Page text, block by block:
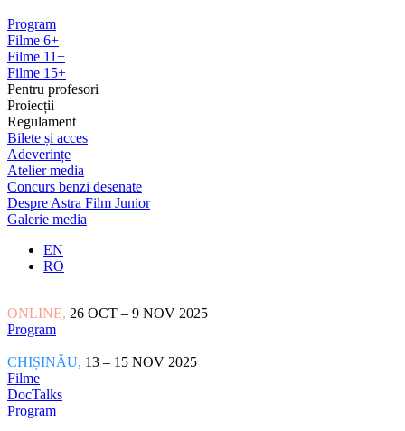
Program
Filme 6+
Filme 11+
Filme 15+
Pentru profesori
Proiecții
Regulament
Bilete și acces
Adeverințe
Atelier media
Concurs benzi desenate
Despre Astra Film Junior
Galerie media
EN
RO
ONLINE, 26 OCT – 9 NOV 2025
Program
CHIȘINĂU, 13 – 15 NOV 2025
Filme
DocTalks
Program